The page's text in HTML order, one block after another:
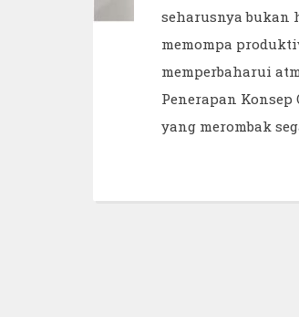
seharusnya bukan
memompa
memperbaharui
Penerapan
yang merombak